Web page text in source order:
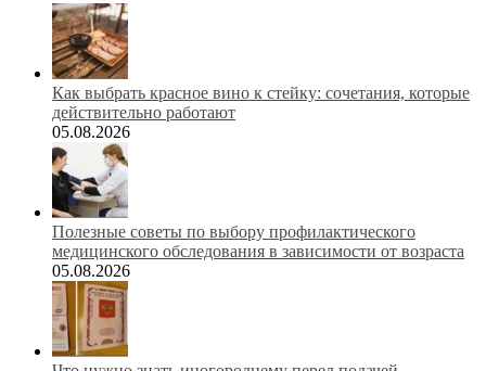
Как выбрать красное вино к стейку: сочетания, которые
действительно работают
05.08.2026
Полезные советы по выбору профилактического
медицинского обследования в зависимости от возраста
05.08.2026